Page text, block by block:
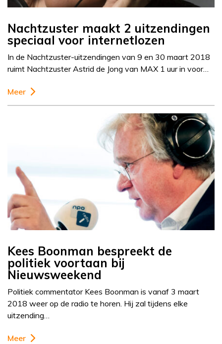
Nachtzuster maakt 2 uitzendingen
speciaal voor internetlozen
In de Nachtzuster-uitzendingen van 9 en 30 maart 2018
ruimt Nachtzuster Astrid de Jong van MAX 1 uur in voor…
Meer
Kees Boonman bespreekt de
politiek voortaan bij
Nieuwsweekend
Politiek commentator Kees Boonman is vanaf 3 maart
2018 weer op de radio te horen. Hij zal tijdens elke
uitzending…
Meer